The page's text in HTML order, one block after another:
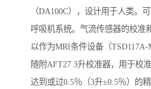
（DA100C），设计用于人类。
呼吸机系统。气流传感器的校准
以作为MRI条件设备（TSD117A-
随附AFT27 3升校准器，用于校
达到或过0.5％（3升±0.5％）的精